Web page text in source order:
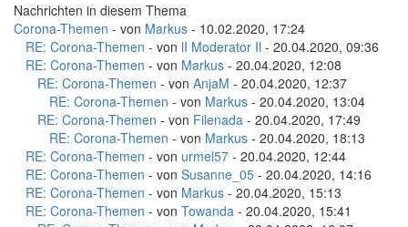
Nachrichten in diesem Thema
Corona-Themen - von Markus - 10.02.2020, 17:24
RE: Corona-Themen - von lI Moderator Il - 20.04.2020, 09:36
RE: Corona-Themen - von Markus - 20.04.2020, 12:08
RE: Corona-Themen - von AnjaM - 20.04.2020, 12:37
RE: Corona-Themen - von Markus - 20.04.2020, 13:04
RE: Corona-Themen - von Filenada - 20.04.2020, 17:49
RE: Corona-Themen - von Markus - 20.04.2020, 18:13
RE: Corona-Themen - von urmel57 - 20.04.2020, 12:44
RE: Corona-Themen - von Susanne_05 - 20.04.2020, 14:16
RE: Corona-Themen - von Markus - 20.04.2020, 15:13
RE: Corona-Themen - von Towanda - 20.04.2020, 15:41